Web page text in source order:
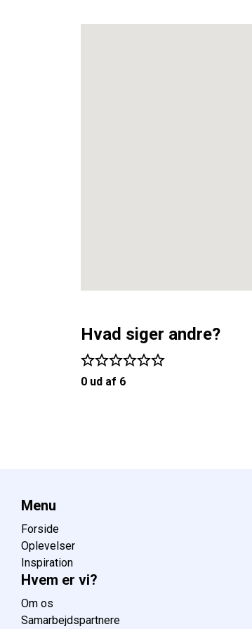
Hvad siger andre?
0 ud af 6
Menu
Forside
Oplevelser
Inspiration
Hvem er vi?
Om os
Samarbejdspartnere